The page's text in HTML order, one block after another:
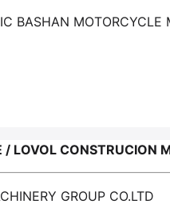
BASHAN MOTORCYCLE
CONSTRUCION
GROUP CO.LTD